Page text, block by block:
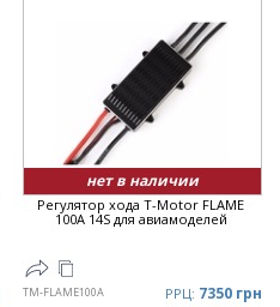
нет в наличии
Регулятор хода T-Motor FLAME
100A 14S для авиамоделей
TM-FLAME100A РРЦ: 7350 грн